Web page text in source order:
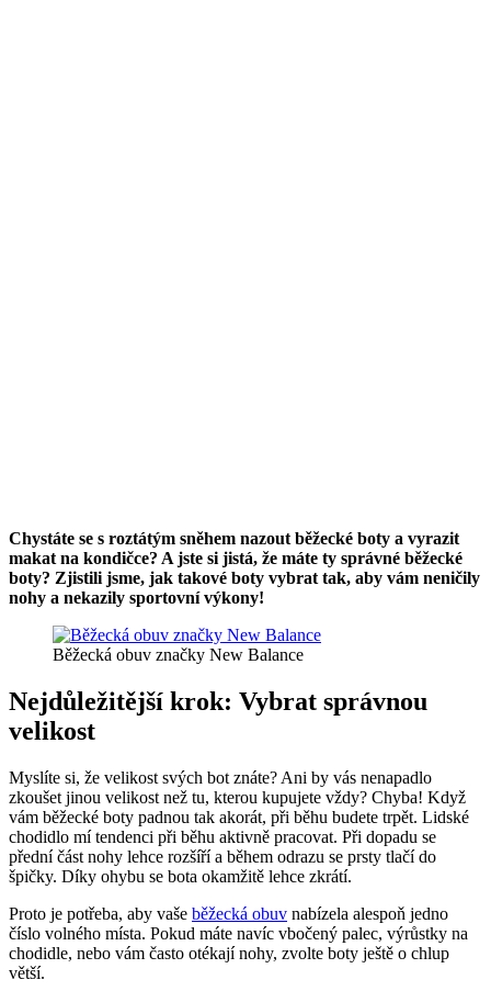
Chystáte se s roztátým sněhem nazout běžecké boty a vyrazit
makat na kondičce? A jste si jistá, že máte ty správné běžecké
boty? Zjistili jsme, jak takové boty vybrat tak, aby vám neničily
nohy a nekazily sportovní výkony!
Běžecká obuv značky New Balance
Nejdůležitější krok: Vybrat správnou
velikost
Myslíte si, že velikost svých bot znáte? Ani by vás nenapadlo
zkoušet jinou velikost než tu, kterou kupujete vždy? Chyba! Když
vám běžecké boty padnou tak akorát, při běhu budete trpět. Lidské
chodidlo mí tendenci při běhu aktivně pracovat. Při dopadu se
přední část nohy lehce rozšíří a během odrazu se prsty tlačí do
špičky. Díky ohybu se bota okamžitě lehce zkrátí.
Proto je potřeba, aby vaše běžecká obuv nabízela alespoň jedno
číslo volného místa. Pokud máte navíc vbočený palec, výrůstky na
chodidle, nebo vám často otékají nohy, zvolte boty ještě o chlup
větší.